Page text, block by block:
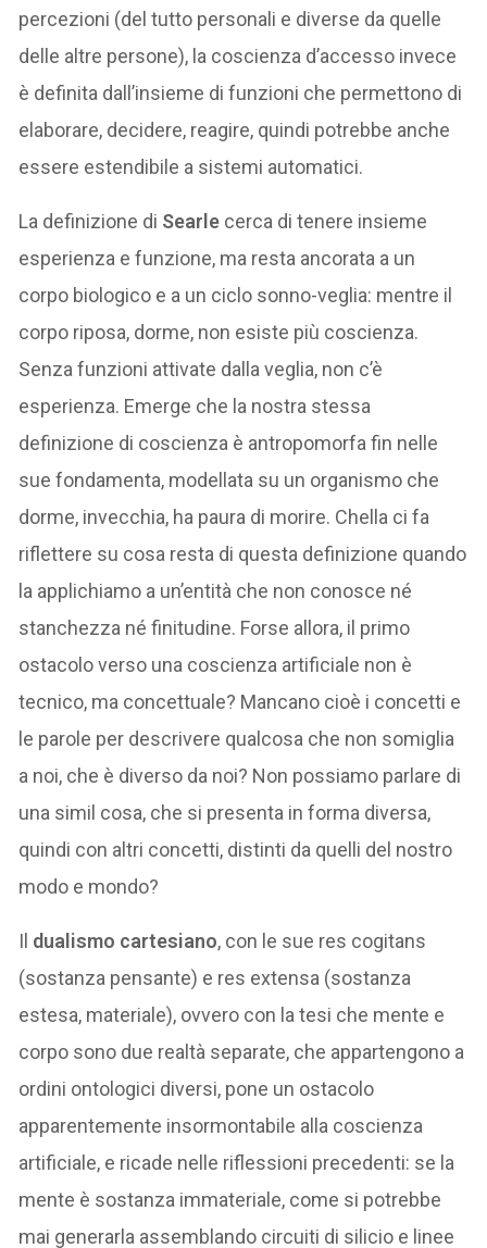
percezioni (del tutto personali e diverse da quelle
delle altre persone), la coscienza d’accesso invece
è definita dall’insieme di funzioni che permettono di
elaborare, decidere, reagire, quindi potrebbe anche
essere estendibile a sistemi automatici.
La definizione di Searle cerca di tenere insieme
esperienza e funzione, ma resta ancorata a un
corpo biologico e a un ciclo sonno-veglia: mentre il
corpo riposa, dorme, non esiste più coscienza.
Senza funzioni attivate dalla veglia, non c’è
esperienza. Emerge che la nostra stessa
definizione di coscienza è antropomorfa fin nelle
sue fondamenta, modellata su un organismo che
dorme, invecchia, ha paura di morire. Chella ci fa
riflettere su cosa resta di questa definizione quando
la applichiamo a un’entità che non conosce né
stanchezza né finitudine. Forse allora, il primo
ostacolo verso una coscienza artificiale non è
tecnico, ma concettuale? Mancano cioè i concetti e
le parole per descrivere qualcosa che non somiglia
a noi, che è diverso da noi? Non possiamo parlare di
una simil cosa, che si presenta in forma diversa,
quindi con altri concetti, distinti da quelli del nostro
modo e mondo?
Il dualismo cartesiano, con le sue res cogitans
(sostanza pensante) e res extensa (sostanza
estesa, materiale), ovvero con la tesi che mente e
corpo sono due realtà separate, che appartengono a
ordini ontologici diversi, pone un ostacolo
apparentemente insormontabile alla coscienza
artificiale, e ricade nelle riflessioni precedenti: se la
mente è sostanza immateriale, come si potrebbe
mai generarla assemblando circuiti di silicio e linee